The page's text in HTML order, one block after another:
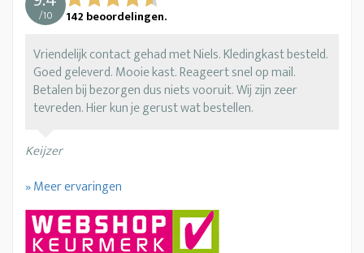
/10 142 beoordelingen.
Vriendelijk contact gehad met Niels. Kledingkast besteld.
Goed geleverd. Mooie kast. Reageert snel op mail.
Betalen bij bezorgen dus niets vooruit. Wij zijn zeer
tevreden. Hier kun je gerust wat bestellen.
Keijzer
» Meer ervaringen